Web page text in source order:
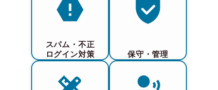
スパム・不正
ログイン対策
保守・管理